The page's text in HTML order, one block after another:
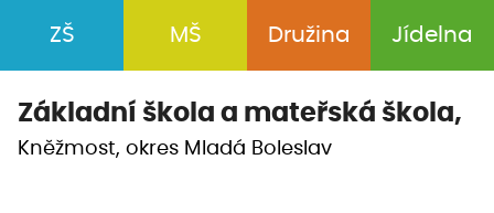
ZŠ MŠ Družina Jídelna
Základní škola a mateřská škola,
Kněžmost, okres Mladá Boleslav